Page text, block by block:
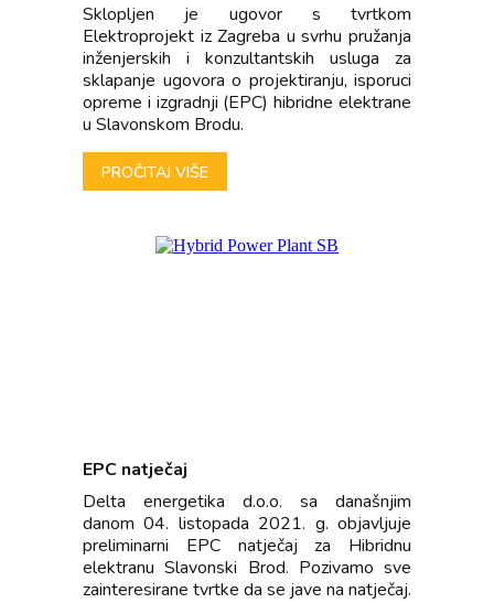
Sklopljen je ugovor s tvrtkom
Elektroprojekt iz Zagreba u svrhu pružanja
inženjerskih i konzultantskih usluga za
sklapanje ugovora o projektiranju, isporuci
opreme i izgradnji (EPC) hibridne elektrane
u Slavonskom Brodu.
PROČITAJ VIŠE
EPC natječaj
Delta energetika d.o.o. sa današnjim
danom 04. listopada 2021. g. objavljuje
preliminarni EPC natječaj za Hibridnu
elektranu Slavonski Brod. Pozivamo sve
zainteresirane tvrtke da se jave na natječaj.